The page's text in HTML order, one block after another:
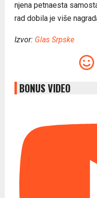
njena petnaesta
rad dobila je više
Izvor: Glas Srpske
BONUS VIDEO